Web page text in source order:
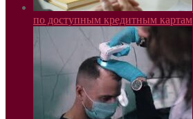
по доступным кредитным картам